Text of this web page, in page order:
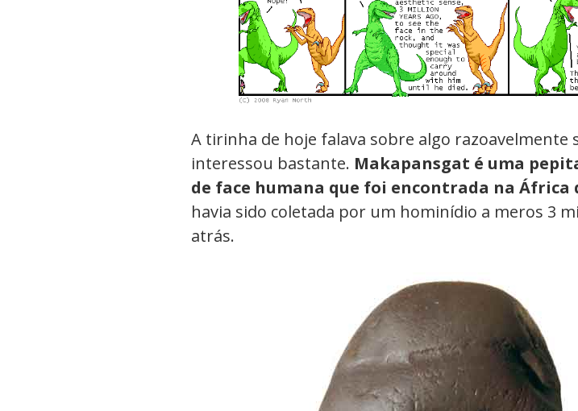
A tirinha de hoje falava sobre algo razoavelmente
interessou bastante. Makapansgat é uma
de face humana que foi encontrada na África
havia sido coletada por um hominídio a meros 3
atrás.